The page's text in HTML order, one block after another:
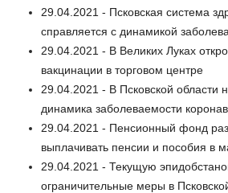
29.04.2021 - Псковская система
справляется с динамикой
29.04.2021 - В Великих Луках
вакцинации в торговом центре
29.04.2021 - В Псковской области
динамика заболеваемости
29.04.2021 - Пенсионный фонд
выплачивать пенсии и пособия в
29.04.2021 - Текущую
ограничительные меры в